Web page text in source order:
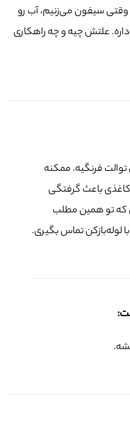
وقتی سیفون می‌زنیم، آب رو
علتش چیه و چه راهکاری
فرنگیه. ممکنه
باعث گرفتگی
که تو همین مطلب
لوله‌بازکن تماس بگیری.